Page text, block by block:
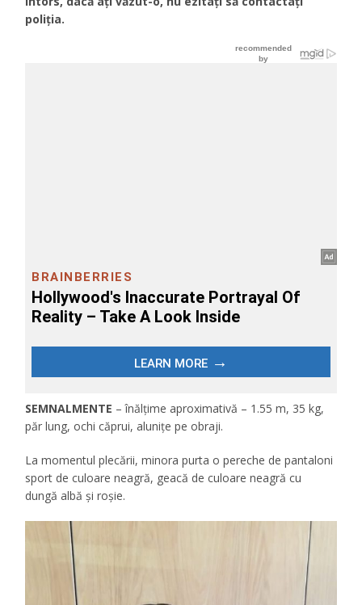
poliția.
SEMNALMENTE – înălțime aproximativă – 1.55 m, 35 kg,
păr lung, ochi căprui, alunițe pe obraji.
La momentul plecării, minora purta o pereche de pantaloni
sport de culoare neagră, geacă de culoare neagră cu
dungă albă și roșie.